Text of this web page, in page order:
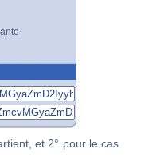
et 2° pour le cas